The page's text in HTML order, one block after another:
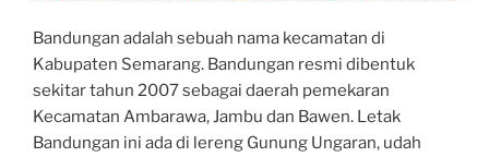
Bandungan adalah sebuah nama kecamatan di
Kabupaten Semarang. Bandungan resmi dibentuk
sekitar tahun 2007 sebagai daerah pemekaran
Kecamatan Ambarawa, Jambu dan Bawen. Letak
Bandungan ini ada di lereng Gunung Ungaran, udah